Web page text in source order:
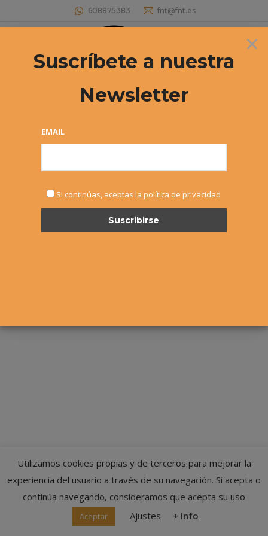
608875383 fnt@fnt.es
Buscar:
Archives: JUNIOR
JUNIOR
¡No hay eventos!
Utilizamos cookies propias y de terceros para mejorar la
experiencia del usuario a través de su navegación. Si acepta o
continúa navegando, consideramos que acepta su uso
Aceptar Ajustes + Info
×
Suscríbete a nuestra
Newsletter
EMAIL
Si continúas, aceptas la política de privacidad